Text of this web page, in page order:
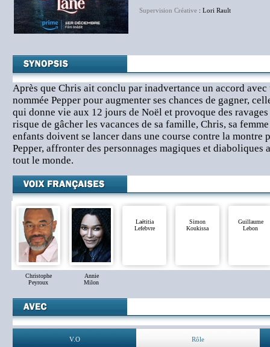
Supervision Créative : Lori Rault
Après que Chris ait conclu par inadvertance un accord
nommée Pepper pour augmenter ses chances de gagner,
qui donne vie aux 12 jours de Noël et provoque des
risque de gâcher les vacances de sa famille, Chris, sa
enfants doivent se lancer dans une course contre la montre
Pepper, affronter des personnages magiques et diaboliques
tout le monde.
Christophe
Peyroux
Annie
Milon
Laëtitia
Lefebvre
Simon
Koukissa
Guillaume
Lebon
V.O Rôle